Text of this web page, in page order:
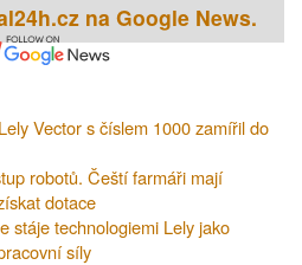
na Google News.
Vector s číslem 1000 zamířil do
robotů. Čeští farmáři mají
dotace
stáje technologiemi Lely jako
síly